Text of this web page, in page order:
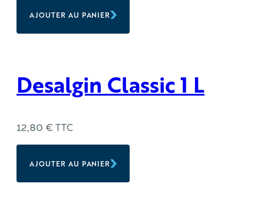
AJOUTER AU PANIER
Desalgin Classic 1 L
12,80 € TTC
AJOUTER AU PANIER